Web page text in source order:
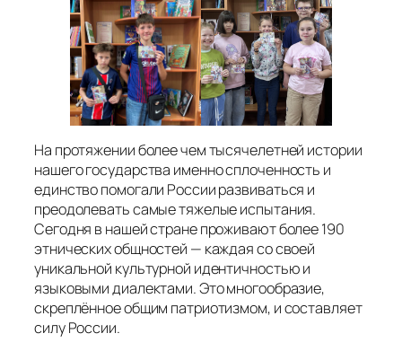
На протяжении более чем тысячелетней истории
нашего государства именно сплоченность и
единство помогали России развиваться и
преодолевать самые тяжелые испытания.
Сегодня в нашей стране проживают более 190
этнических общностей — каждая со своей
уникальной культурной идентичностью и
языковыми диалектами. Это многообразие,
скреплённое общим патриотизмом, и составляет
силу России.